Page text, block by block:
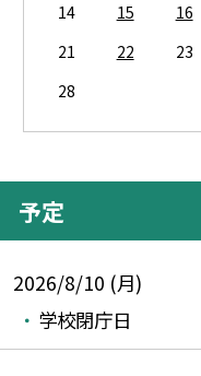
14
15 16
21
22 23
28
予定
2026/8/10 (月)
学校閉庁日